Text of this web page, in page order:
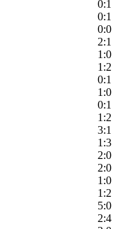
0:1
0:1
0:0
2:1
1:0
1:2
0:1
1:0
0:1
1:2
3:1
1:3
2:0
2:0
1:0
1:2
5:0
2:4